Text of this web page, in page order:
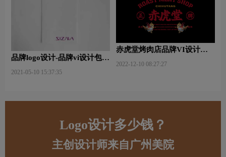
品牌logo设计-品牌vi设计包括
2021-05-10 15:37:35
赤虎堂烤肉店品牌VI设计赏
2022-12-10 08:27:27
Logo设计多少钱？
主创设计师来自广州美院